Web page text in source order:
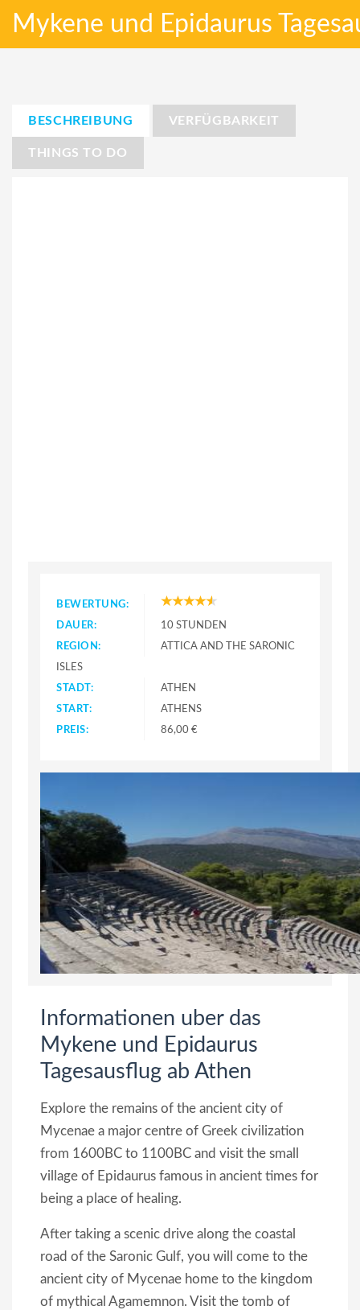
Mykene und Epidaurus
BESCHREIBUNG VERFÜGBARKEIT
THINGS TO DO
BEWERTUNG:
DAUER:
10 STUNDEN
REGION:
ATTICA AND THE SARONIC
ISLES
STADT:
ATHEN
START:
ATHENS
PREIS:
86,00 €
Informationen uber das
Mykene und Epidaurus
Tagesausflug ab Athen
Explore the remains of the ancient city of
Mycenae a major centre of Greek civilization
from 1600BC to 1100BC and visit the small
village of Epidaurus famous in ancient times for
being a place of healing.
After taking a scenic drive along the coastal
road of the Saronic Gulf, you will come to the
ancient city of Mycenae home to the kingdom
of mythical Agamemnon. Visit the tomb of